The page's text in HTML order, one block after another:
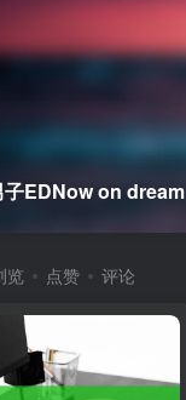
子EDNow on dream
览 点赞 评论